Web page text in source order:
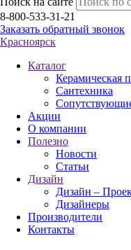
8-800-533-31-21
Заказать обратный звонок
Красноярск
Каталог
Керамическая
Сантехника
Акции
О компании
Полезно
Новости
Статьи
Дизайн
Дизайн –
Дизайнеры
Производители
Контакты